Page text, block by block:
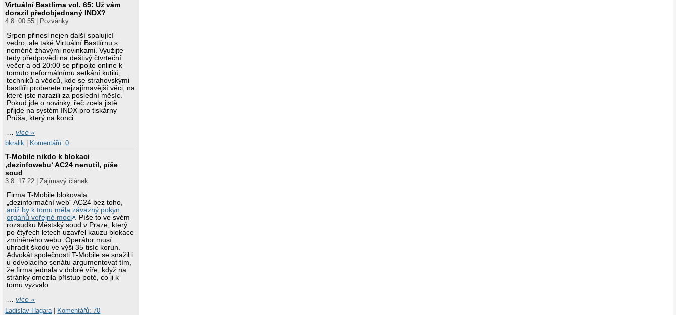
Virtuální Bastlírna vol. 65: Už vám
dorazil předobjednaný INDX?
4.8. 00:55 | Pozvánky
Srpen přinesl nejen další spalující
vedro, ale také Virtuální Bastlírnu s
neméně žhavými novinkami. Využijte
tedy předpovědi na deštivý čtvrteční
večer a od 20:00 se připojte online k
tomuto neformálnímu setkání kutilů,
techniků a vědců, kde se strahovskými
bastlíři proberete nejzajímavější věci, na
které jste narazili za poslední měsíc.
Pokud jde o novinky, řeč zcela jistě
přijde na systém INDX pro tiskárny
Průša, který na konci
…více »
bkralik
Komentářů: 0
T-Mobile nikdo k blokaci
‚dezinfowebu‘ AC24 nenutil, píše
soud
3.8. 17:22 | Zajímavý článek
Firma T-Mobile blokovala
„dezinformační web“ AC24 bez toho,
aniž by k tomu měla závazný pokyn
orgánů veřejné moci . Píše to ve svém
rozsudku Městský soud v Praze, který
po čtyřech letech uzavřel kauzu blokace
zmíněného webu. Operátor musí
uhradit škodu ve výši 35 tisíc korun.
Advokát společnosti T-Mobile se snažil i
u odvolacího senátu argumentovat tím,
že firma jednala v dobré víře, když na
stránky omezila přístup poté, co ji k
tomu vyzvalo
…více »
Ladislav Hagara | Komentářů: 70